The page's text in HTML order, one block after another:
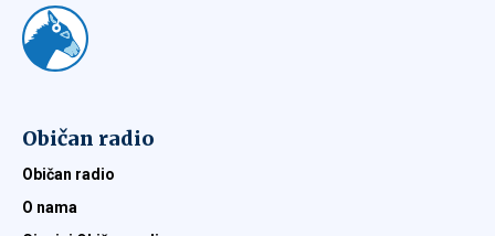
Običan radio
Običan radio
O nama